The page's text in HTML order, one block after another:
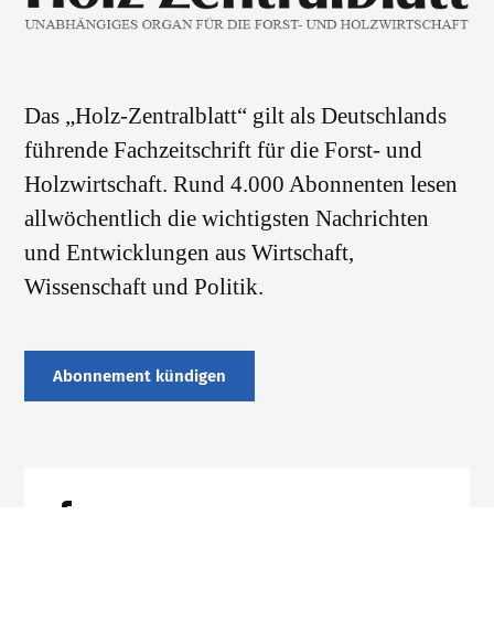
Das „Holz-Zentralblatt“ gilt als Deutschlands
führende Fachzeitschrift für die Forst- und
Holzwirtschaft. Rund 4.000 Abonnenten lesen
allwöchentlich die wichtigsten Nachrichten
und Entwicklungen aus Wirtschaft,
Wissenschaft und Politik.
Abonnement kündigen